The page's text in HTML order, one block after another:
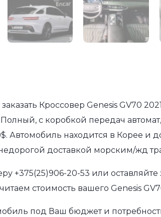
Кроссовер Genesis GV70
с коробкой передач
Автомобиль находится в Корее и
доставкой морским/жд
+375(25)906-20-53 или
стоимость вашего Genesis
под Ваш бюджет и